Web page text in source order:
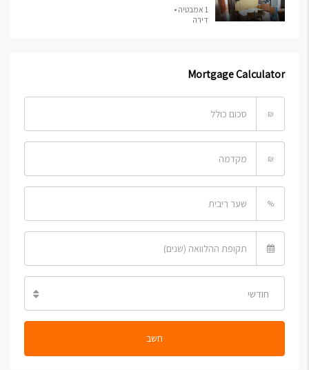
1 אמבטיה •
דירה
Mortgage Calculator
₪
₪
%
חודשי
חשב